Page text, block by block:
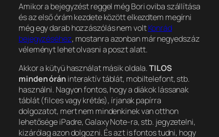
Amikor a bejegyzést reggel még Bori oviba szállítása
és az első órám kezdete között elkezdtem megírni
még egy darab hozzászólás nem voltKonrád
bejegyzéséhez, mostanra azonban már negyedszáz
véleményt lehet olvasni a poszt alatt.
Akkor a kütyü használat másik oldala.TILOS
minden óráninteraktív táblát, mobiltelefont, stb.
használni. Nagyon fontos, hogy a diákok lássanak
táblát (filces vagy krétás), írjanak papírra
dolgozatot, mert nem mindenkinek van otthon
lehetősége iPadre, Galaxy Note-ra, stb. jegyzetelni,
kizárólag azon dolgozni. És azt is fontos tudni, hogy